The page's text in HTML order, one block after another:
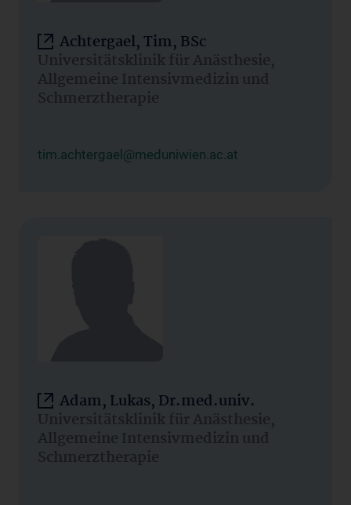
Achtergael, Tim, BSc
Universitätsklinik für Anästhesie,
Allgemeine Intensivmedizin und
Schmerztherapie
tim.achtergael@meduniwien.ac.at
Adam, Lukas, Dr.med.univ.
Universitätsklinik für Anästhesie,
Allgemeine Intensivmedizin und
Schmerztherapie